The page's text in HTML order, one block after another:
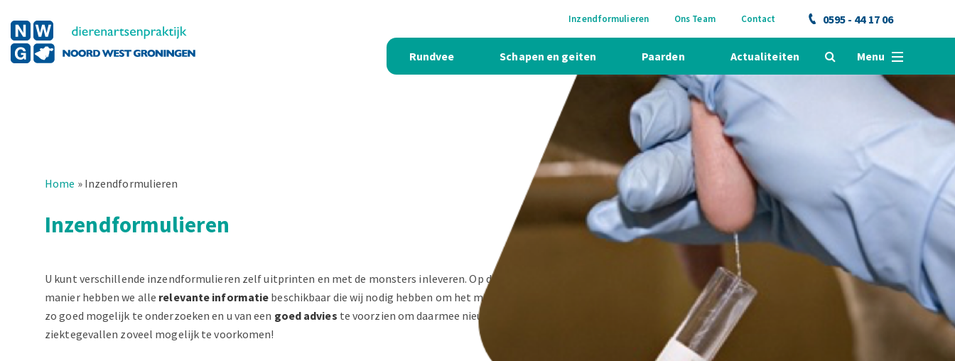
Inzendformulieren Ons Team Contact 0595 - 44 17 06
Rundvee Schapen en geiten Paarden Actualiteiten Menu
Home » Inzendformulieren
Inzendformulieren
U kunt verschillende inzendformulieren zelf uitprinten en met de monsters inleveren. Op deze
manier hebben we alle relevante informatie beschikbaar die wij nodig hebben om het monster
zo goed mogelijk te onderzoeken en u van een goed advies te voorzien om daarmee nieuwe
ziektegevallen zoveel mogelijk te voorkomen!